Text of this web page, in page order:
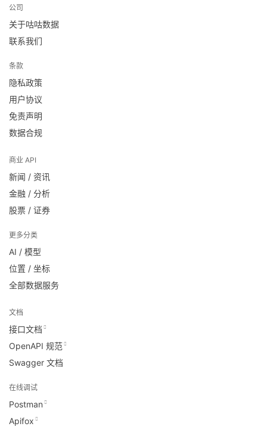
公司
关于咕咕数据
联系我们
条款
隐私政策
用户协议
免责声明
数据合规
商业 API
新闻 / 资讯
金融 / 分析
股票 / 证券
更多分类
AI / 模型
位置 / 坐标
全部数据服务
文档
接口文档
OpenAPI 规范
Swagger 文档
在线调试
Postman
Apifox